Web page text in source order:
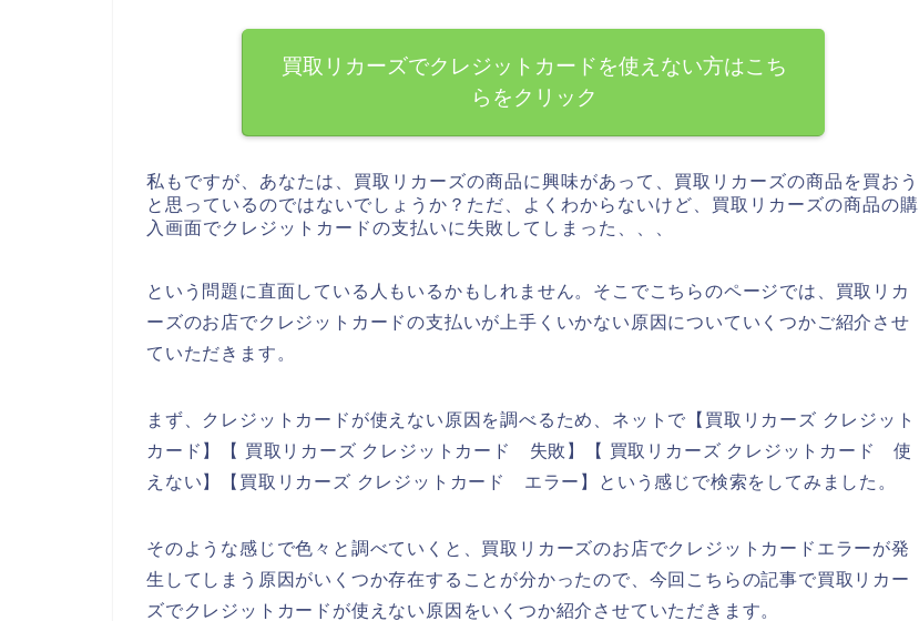
買取リカーズでクレジットカードを使えない方はこち
らをクリック
私もですが、あなたは、買取リカーズの商品に興味があって、買取リカーズの商品を買おう
と思っているのではないでしょうか？ただ、よくわからないけど、買取リカーズの商品の購
入画面でクレジットカードの支払いに失敗してしまった、、、
という問題に直面している人もいるかもしれません。そこでこちらのページでは、買取リカ
ーズのお店でクレジットカードの支払いが上手くいかない原因についていくつかご紹介させ
ていただきます。
まず、クレジットカードが使えない原因を調べるため、ネットで【買取リカーズ クレジット
カード】【 買取リカーズ クレジットカード 失敗】【 買取リカーズ クレジットカード 使
えない】【買取リカーズ クレジットカード エラー】という感じで検索をしてみました。
そのような感じで色々と調べていくと、買取リカーズのお店でクレジットカードエラーが発
生してしまう原因がいくつか存在することが分かったので、今回こちらの記事で買取リカー
ズでクレジットカードが使えない原因をいくつか紹介させていただきます。